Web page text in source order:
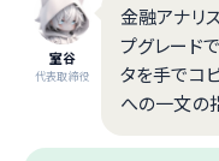
室谷
代表取締役
金融アナリ
プグレード
タを手でコ
への一文の